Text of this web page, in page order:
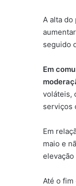
A alta
seguido
Em
voláteis,
serviços
Em
maio e
Até o fim